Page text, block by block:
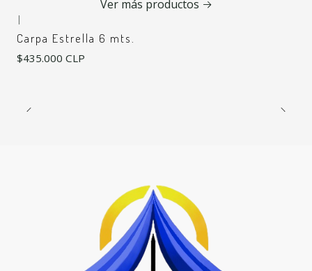
Ver más productos
|
Carpa Estrella 6 mts.
$435.000 CLP